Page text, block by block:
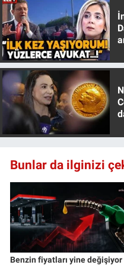
Bunlar da ilginizi
Benzin fiyatları yine değişiyor
Yerel Yaşam
Canlı Yayın